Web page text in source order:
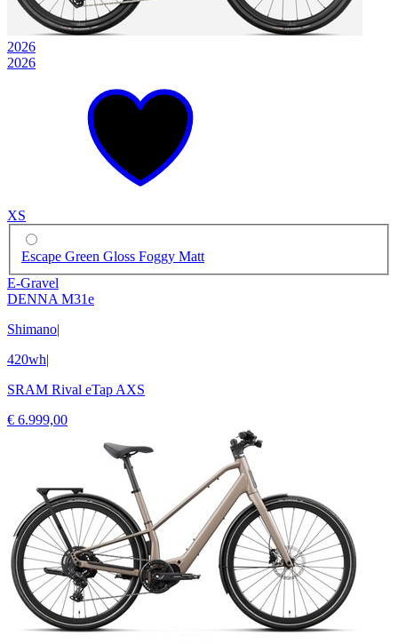
2026
2026
XS
Escape Green Gloss Foggy Matt
E-Gravel
DENNA M31e
Shimano|
420wh|
SRAM Rival eTap AXS
€ 6.999,00